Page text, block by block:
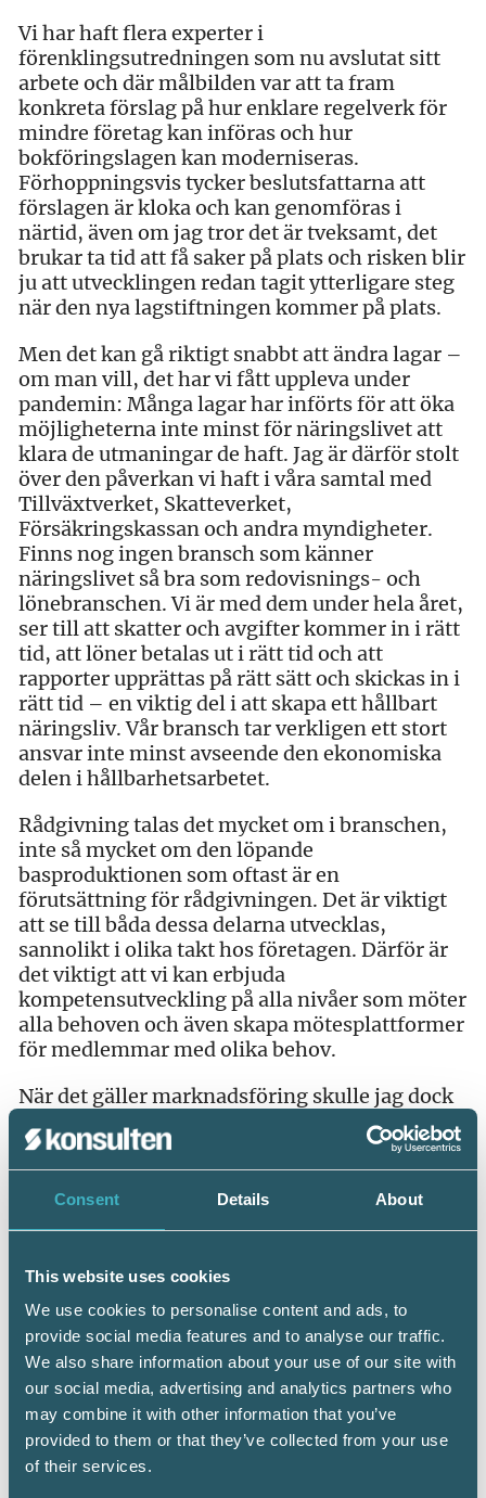
Consent Details About
This website uses cookies
We use cookies to personalise content and ads, to
provide social media features and to analyse our traffic.
We also share information about your use of our site with
our social media, advertising and analytics partners who
may combine it with other information that you’ve
provided to them or that they’ve collected from your use
of their services.
Vi har haft flera experter i
förenklingsutredningen som nu avslutat sitt
arbete och där målbilden var att ta fram
konkreta förslag på hur enklare regelverk för
mindre företag kan införas och hur
bokföringslagen kan moderniseras.
Förhoppningsvis tycker beslutsfattarna att
förslagen är kloka och kan genomföras i
närtid, även om jag tror det är tveksamt, det
brukar ta tid att få saker på plats och risken blir
ju att utvecklingen redan tagit ytterligare steg
när den nya lagstiftningen kommer på plats.
Men det kan gå riktigt snabbt att ändra lagar –
om man vill, det har vi fått uppleva under
pandemin: Många lagar har införts för att öka
möjligheterna inte minst för näringslivet att
klara de utmaningar de haft. Jag är därför stolt
över den påverkan vi haft i våra samtal med
Tillväxtverket, Skatteverket,
Försäkringskassan och andra myndigheter.
Finns nog ingen bransch som känner
näringslivet så bra som redovisnings- och
lönebranschen. Vi är med dem under hela året,
ser till att skatter och avgifter kommer in i rätt
tid, att löner betalas ut i rätt tid och att
rapporter upprättas på rätt sätt och skickas in i
rätt tid – en viktig del i att skapa ett hållbart
näringsliv. Vår bransch tar verkligen ett stort
ansvar inte minst avseende den ekonomiska
delen i hållbarhetsarbetet.
Rådgivning talas det mycket om i branschen,
inte så mycket om den löpande
basproduktionen som oftast är en
förutsättning för rådgivningen. Det är viktigt
att se till båda dessa delarna utvecklas,
sannolikt i olika takt hos företagen. Därför är
det viktigt att vi kan erbjuda
kompetensutveckling på alla nivåer som möter
alla behoven och även skapa mötesplattformer
för medlemmar med olika behov.
När det gäller marknadsföring skulle jag dock
önska att alla auktoriserade konsulter
marknadsför sig auktorisation i alla sina
kontakter med kunder och myndigheter, via
mailsignaturer, webbsidor och offerter. Då
auktoriserade konsulter inom redovisning, lön
Därför startar jag nu ett stort
kännedomsprojekt, där huvudsyftet är att öka
kännedomen och efterfrågan på de
auktoriserade konsulterna.
Planeringen för årets kongress pågår för fullt.
Trist att det måste bli digital även i år. Hade